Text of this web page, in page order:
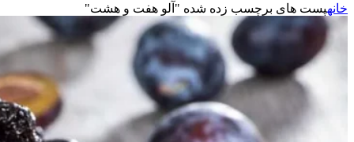
خانهپست های برچسب زده شده "آلو هفت و هشت"